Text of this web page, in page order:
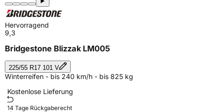
Hervorragend
9,3
Bridgestone Blizzak LM005
225/55 R17 101 V
Winterreifen - bis 240 km/h - bis 825 kg
Kostenlose Lieferung
14 Tage Rückgaberecht